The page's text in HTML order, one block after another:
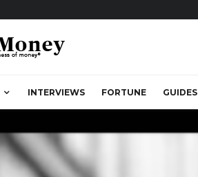
INTERVIEWS FORTUNE GUIDES